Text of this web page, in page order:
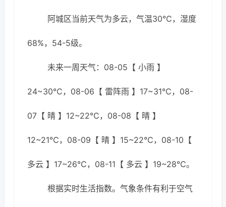
阿城区当前天气为多云，气温30℃，湿度
68%，54-5级。
未来一周天气：08-05【 小雨 】
24~30℃，08-06【 雷阵雨 】17~31℃，08-
07【 晴 】12~22℃，08-08【 晴 】
12~21℃，08-09【 晴 】15~22℃，08-10【
多云 】17~26℃，08-11【 多云 】19~28℃。
根据实时生活指数。气象条件有利于空气